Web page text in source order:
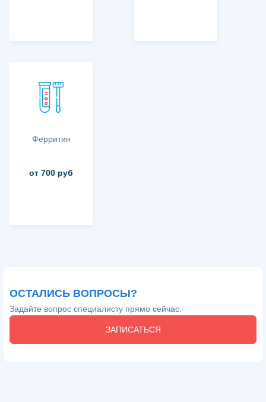
Ферритин
от 700 руб
ОСТАЛИСЬ ВОПРОСЫ?
Задайте вопрос специалисту прямо сейчас.
ЗАПИСАТЬСЯ